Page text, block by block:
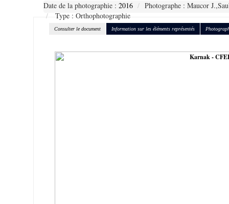
Date de la photographie : 2016
Photographe : Maucor
Type : Orthophotographie
Consulter le document Information sur les éléments représentés